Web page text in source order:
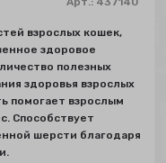
взрослых кошек,
здоровое
полезных
здоровья взрослых
помогает взрослым
Способствует
шерсти благодаря